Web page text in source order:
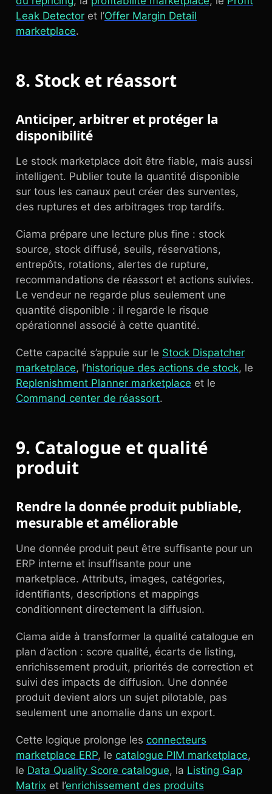
Leak Detector et l’Offer Margin Detail
marketplace.
8. Stock et réassort
Anticiper, arbitrer et protéger la
disponibilité
Le stock marketplace doit être fiable, mais aussi
intelligent. Publier toute la quantité disponible
sur tous les canaux peut créer des surventes,
des ruptures et des arbitrages trop tardifs.
Ciama prépare une lecture plus fine : stock
source, stock diffusé, seuils, réservations,
entrepôts, rotations, alertes de rupture,
recommandations de réassort et actions suivies.
Le vendeur ne regarde plus seulement une
quantité disponible : il regarde le risque
opérationnel associé à cette quantité.
Cette capacité s’appuie sur le Stock Dispatcher
marketplace, l’historique des actions de stock, le
Replenishment Planner marketplace et le
Command center de réassort.
9. Catalogue et qualité
produit
Rendre la donnée produit publiable,
mesurable et améliorable
Une donnée produit peut être suffisante pour un
ERP interne et insuffisante pour une
marketplace. Attributs, images, catégories,
identifiants, descriptions et mappings
conditionnent directement la diffusion.
Ciama aide à transformer la qualité catalogue en
plan d’action : score qualité, écarts de listing,
enrichissement produit, priorités de correction et
suivi des impacts de diffusion. Une donnée
produit devient alors un sujet pilotable, pas
seulement une anomalie dans un export.
Cette logique prolonge les connecteurs
marketplace ERP, le catalogue PIM marketplace,
le Data Quality Score catalogue, la Listing Gap
Matrix et l’enrichissement des produits